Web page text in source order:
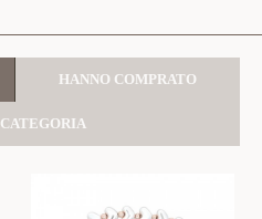
HANNO COMPRATO
CATEGORIA